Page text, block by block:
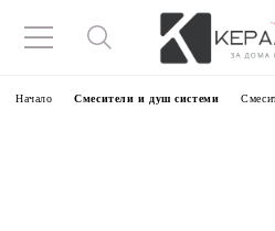
Начало Смесители и душ системи